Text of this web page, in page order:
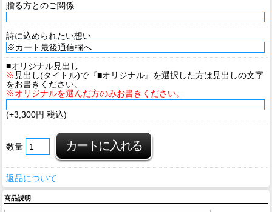
贈る方とのご関係
詩に込められたい想い
■オリジナル見出し
※ 見出し(タイトル)で『■オリジナル』を選択した方は見出しの文字
をお書きください。
※オリジナルを選んだ方のみお書きください。
(+3,300円 税込)
数量
返品について
商品説明